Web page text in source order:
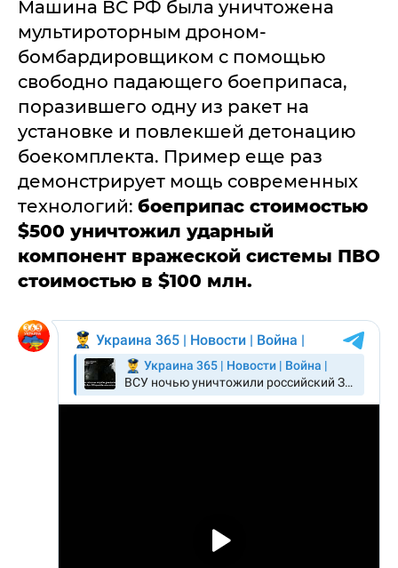
Машина ВС РФ была уничтожена
мультироторным дроном-
бомбардировщиком с помощью
свободно падающего боеприпаса,
поразившего одну из ракет на
установке и повлекшей детонацию
боекомплекта. Пример еще раз
демонстрирует мощь современных
технологий: боеприпас стоимостью
$500 уничтожил ударный
компонент вражеской системы ПВО
стоимостью в $100 млн.